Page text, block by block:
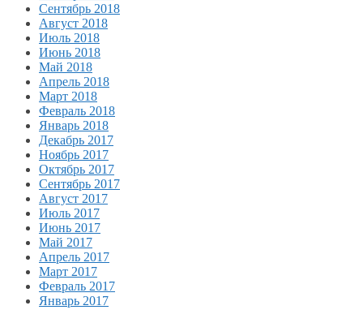
Сентябрь 2018
Август 2018
Июль 2018
Июнь 2018
Май 2018
Апрель 2018
Март 2018
Февраль 2018
Январь 2018
Декабрь 2017
Ноябрь 2017
Октябрь 2017
Сентябрь 2017
Август 2017
Июль 2017
Июнь 2017
Май 2017
Апрель 2017
Март 2017
Февраль 2017
Январь 2017